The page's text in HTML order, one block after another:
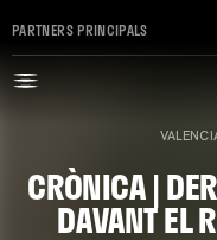
PARTNERS PRINCIPALS
CRÒNICA |
DAVANT EL